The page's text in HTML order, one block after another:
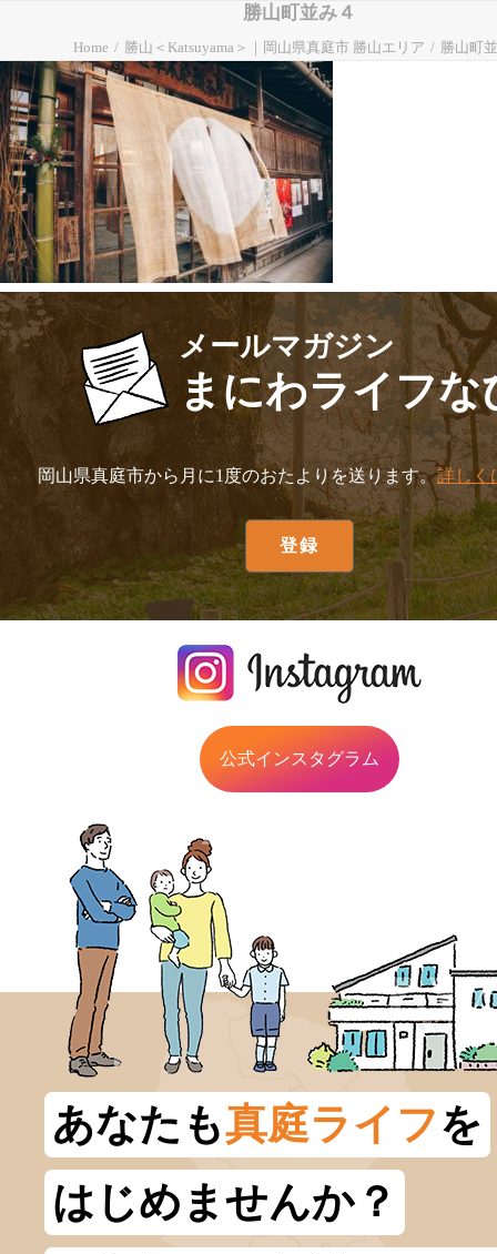
勝山町並み４
Home 勝山＜Katsuyama＞｜岡山県真庭市 勝山エリア 勝山町
メールマガジン
まにわライフな
岡山県真庭市から月に1度のおたよりを送ります。詳しく
公式インスタグラム
あなたも真庭ライフを
はじめませんか？